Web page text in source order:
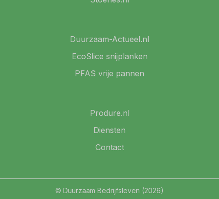
Duurzaam-Actueel.nl
EcoSlice snijplanken
PFAS vrije pannen
Produre.nl
Diensten
Contact
© Duurzaam Bedrijfsleven (2026)